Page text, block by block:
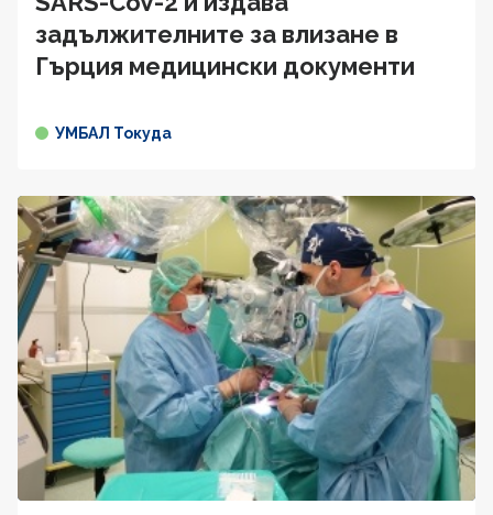
задължителните за влизане в
Гърция медицински документи
УМБАЛ Токуда